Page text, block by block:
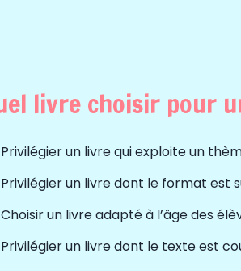
livre choisir pour
Privilégier un livre qui exploite un
Privilégier un livre dont le format est
Choisir un livre adapté à l’âge des
Privilégier un livre dont le texte est